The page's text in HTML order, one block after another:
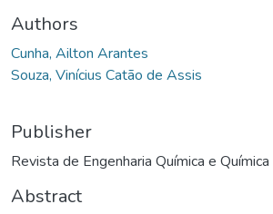
Authors
Cunha, Ailton Arantes
Souza, Vinícius Catão de Assis
Publisher
Revista de Engenharia Química e Química
Abstract